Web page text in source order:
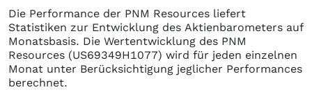
Die Performance der PNM Resources liefert
Statistiken zur Entwicklung des Aktienbarometers auf
Monatsbasis. Die Wertentwicklung des PNM
Resources (US69349H1077) wird für jeden einzelnen
Monat unter Berücksichtigung jeglicher Performances
berechnet.